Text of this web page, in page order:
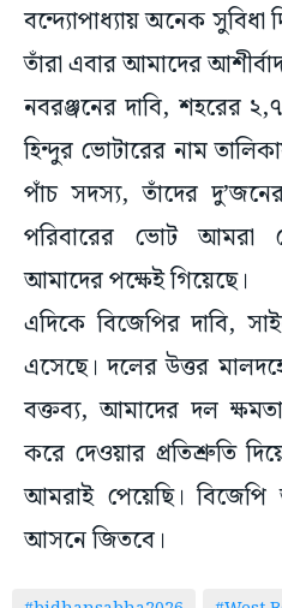
বন্দ্যোপাধ্যায় অনেক সুবিধা
তাঁরা এবার আমাদের
নবরঞ্জনের দাবি, শহরের
হিন্দুর ভোটারের নাম
পাঁচ সদস্য, তাঁদের
পরিবারের ভোট আমরা
আমাদের পক্ষেই গিয়েছে।
এদিকে বিজেপির দাবি,
এসেছে। দলের উত্তর
বক্তব্য, আমাদের দল
করে দেওয়ার প্রতিশ্রুতি
আমরাই পেয়েছি।
আসনে জিতবে।